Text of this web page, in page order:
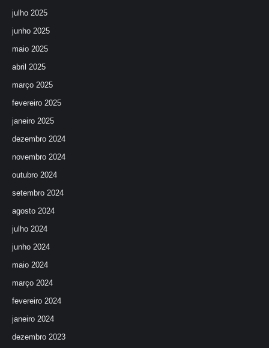
julho 2025
junho 2025
maio 2025
abril 2025
março 2025
fevereiro 2025
janeiro 2025
dezembro 2024
novembro 2024
outubro 2024
setembro 2024
agosto 2024
julho 2024
junho 2024
maio 2024
março 2024
fevereiro 2024
janeiro 2024
dezembro 2023